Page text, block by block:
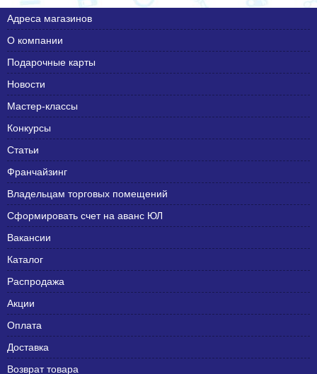
Адреса магазинов
О компании
Подарочные карты
Новости
Мастер-классы
Конкурсы
Статьи
Франчайзинг
Владельцам торговых помещений
Сформировать счет на аванс ЮЛ
Вакансии
Каталог
Распродажа
Акции
Оплата
Доставка
Возврат товара